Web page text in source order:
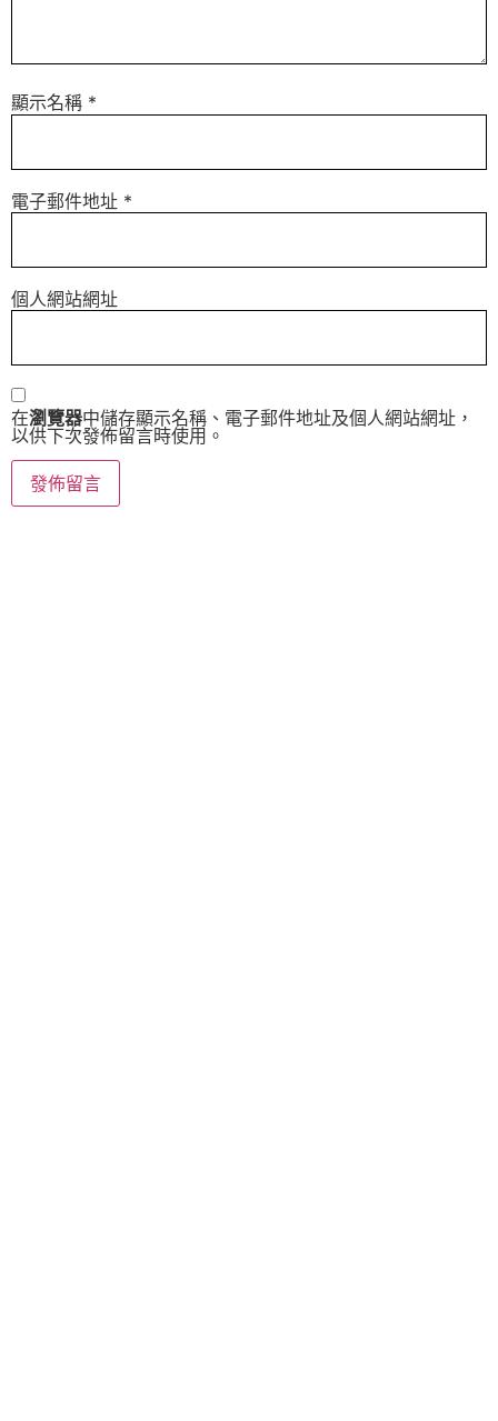
顯示名稱 *
電子郵件地址 *
個人網站網址
在瀏覽器中儲存顯示名稱、電子郵件地址及個人網站網址，
以供下次發佈留言時使用。